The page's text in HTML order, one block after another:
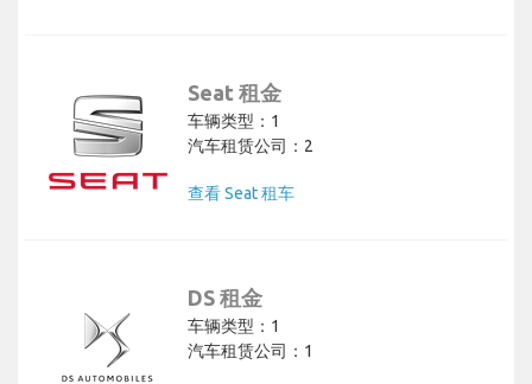
Seat 租金
车辆类型：1
汽车租赁公司：2
查看 Seat 租车
DS 租金
车辆类型：1
汽车租赁公司：1